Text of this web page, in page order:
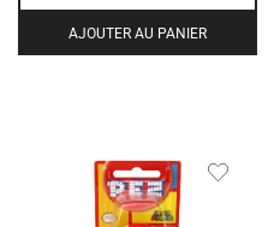
AJOUTER AU PANIER